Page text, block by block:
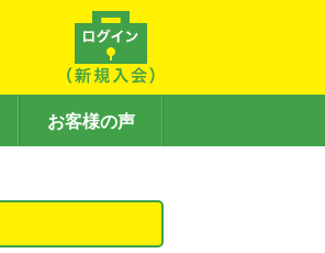
お客様の声